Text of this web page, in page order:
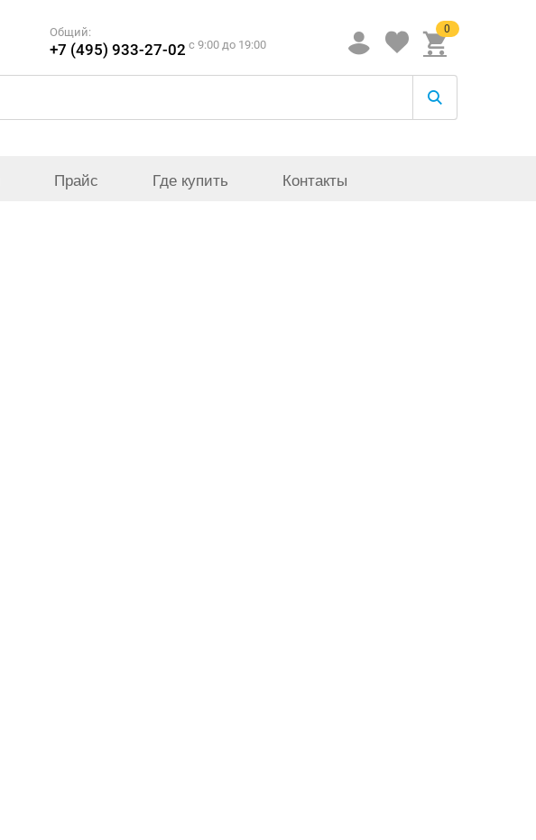
Общий:
+7 (495) 933-27-02 c 9:00 до 19:00
0
Прайс Где купить Контакты